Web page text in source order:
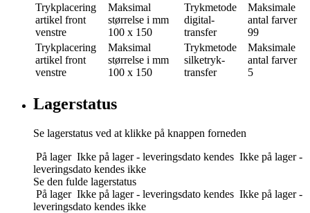
Trykplacering
artikel front
venstre
Maksimal
størrelse i mm
100 x 150
Trykmetode
digital-
transfer
Maksimale
antal farver
99
Trykplacering
artikel front
venstre
Maksimal
størrelse i mm
100 x 150
Trykmetode
silketryk-
transfer
Maksimale
antal farver
5
Lagerstatus
Se lagerstatus ved at klikke på knappen forneden
På lager Ikke på lager - leveringsdato kendes Ikke på lager -
leveringsdato kendes ikke
Se den fulde lagerstatus
På lager Ikke på lager - leveringsdato kendes Ikke på lager -
leveringsdato kendes ikke